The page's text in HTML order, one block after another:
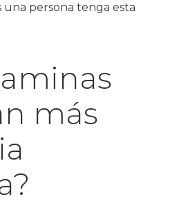
una persona tenga esta
más